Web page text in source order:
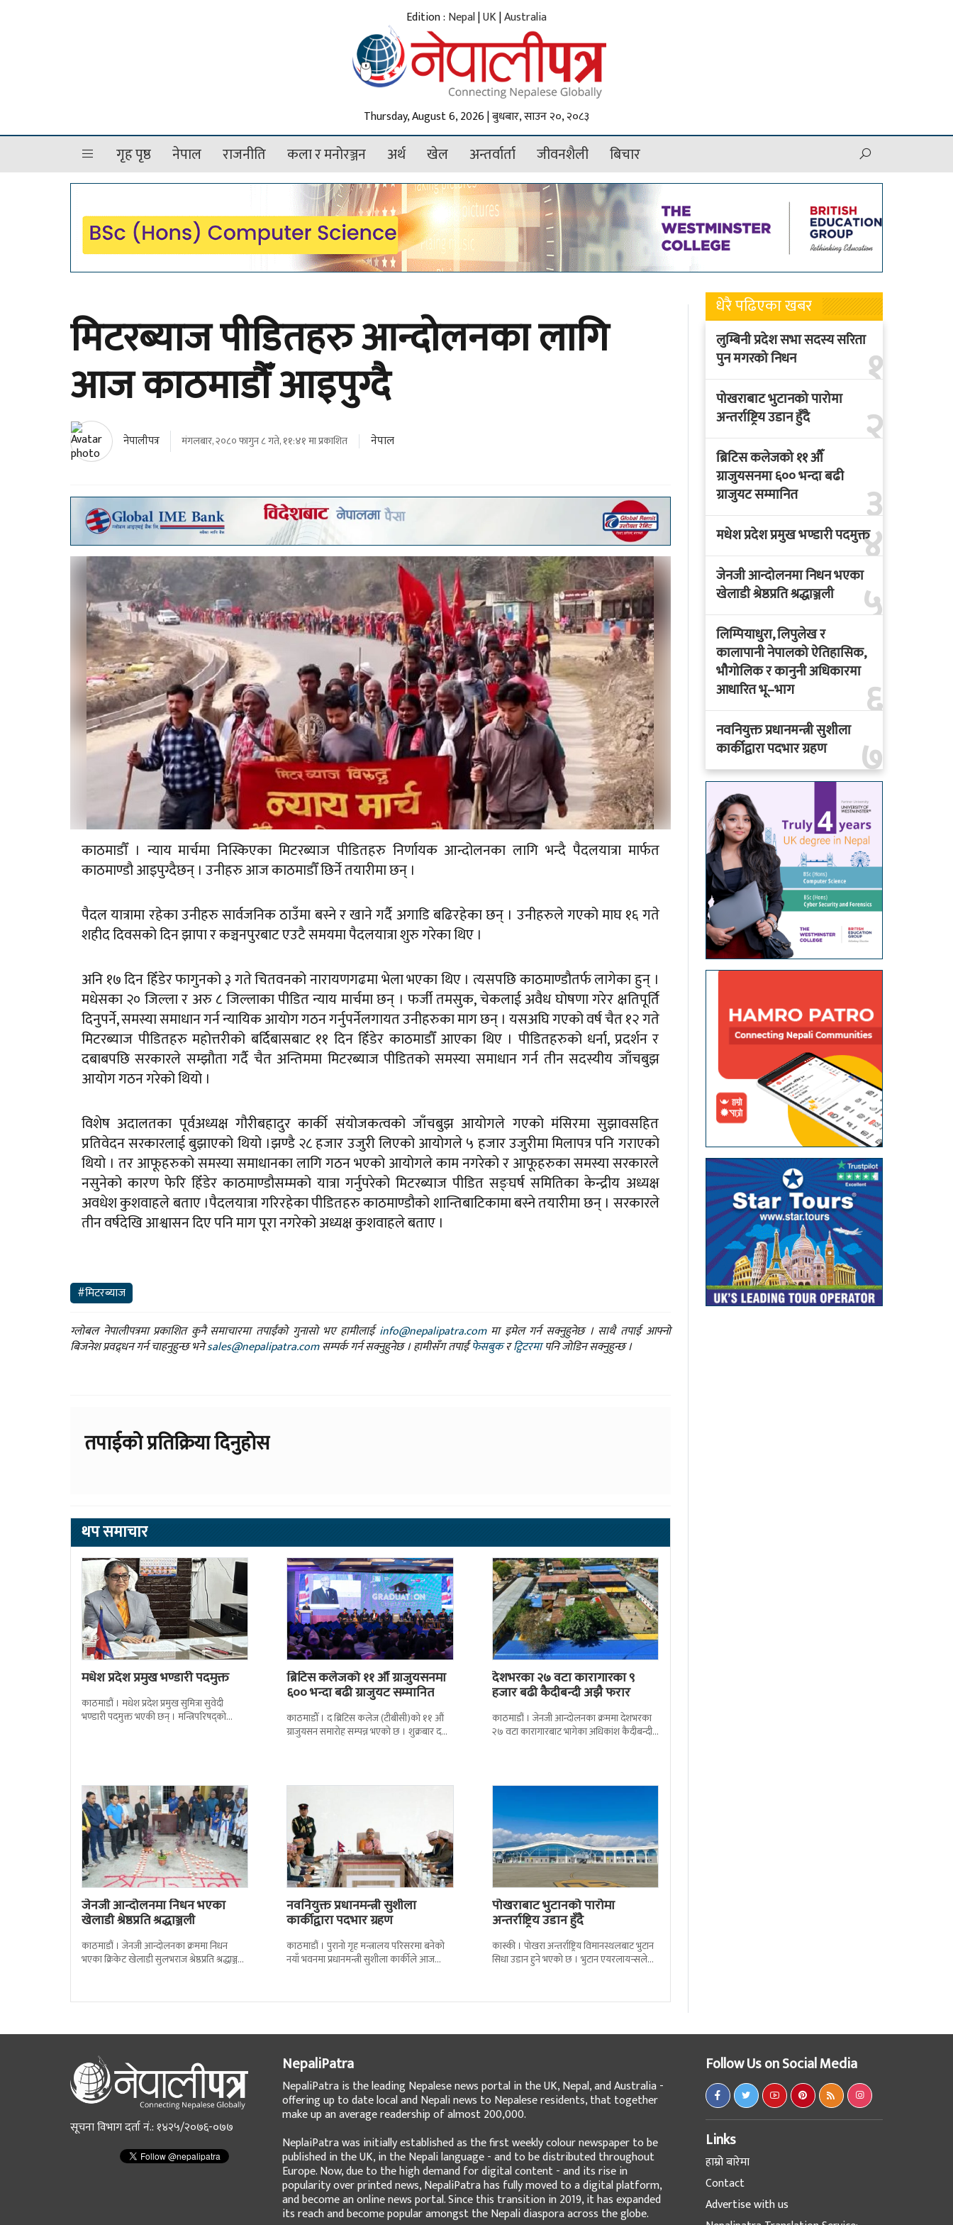
Edition : Nepal|UK|Australia
Thursday, August 6, 2026 | बुधबार, साउन २०, २०८३
गृह पृष्ठ नेपाल राजनीति कला र मनोरञ्जन अर्थ खेल अन्तर्वार्ता जीवनशैली बिचार
मिटरब्याज पीडितहरु आन्दोलनका लागि
आज काठमाडौँ आइपुग्दै
नेपालीपत्र मंगलबार, २०८० फागुन ८ गते, ११:४१ मा प्रकाशित नेपाल
काठमाडौँ । न्याय मार्चमा निस्किएका मिटरब्याज पीडितहरु निर्णायक आन्दोलनका लागि भन्दै पैदलयात्रा मार्फत
काठमाण्डौ आइपुग्दैछन् । उनीहरु आज काठमाडौँ छिर्ने तयारीमा छन् ।
पैदल यात्रामा रहेका उनीहरु सार्वजनिक ठाउँमा बस्ने र खाने गर्दै अगाडि बढिरहेका छन् । उनीहरुले गएको माघ १६ गते
शहीद दिवसको दिन झापा र कञ्चनपुरबाट एउटै समयमा पैदलयात्रा शुरु गरेका थिए ।
अनि १७ दिन हिँडेर फागुनको ३ गते चितवनको नारायणगढमा भेला भएका थिए । त्यसपछि काठमाण्डौतर्फ लागेका हुन् ।
मधेसका २० जिल्ला र अरु ८ जिल्लाका पीडित न्याय मार्चमा छन् । फर्जी तमसुक, चेकलाई अवैध घोषणा गरेर क्षतिपूर्ति
दिनुपर्ने, समस्या समाधान गर्न न्यायिक आयोग गठन गर्नुपर्नेलगायत उनीहरुका माग छन् । यसअघि गएको वर्ष चैत १२ गते
मिटरब्याज पीडितहरु महोत्तरीको बर्दिबासबाट ११ दिन हिँडेर काठमाडौँ आएका थिए । पीडितहरुको धर्ना, प्रदर्शन र
दबाबपछि सरकारले सम्झौता गर्दै चैत अन्तिममा मिटरब्याज पीडितको समस्या समाधान गर्न तीन सदस्यीय जाँचबुझ
आयोग गठन गरेको थियो ।
विशेष अदालतका पूर्वअध्यक्ष गौरीबहादुर कार्की संयोजकत्वको जाँचबुझ आयोगले गएको मंसिरमा सुझावसहित
प्रतिवेदन सरकारलाई बुझाएको थियो ।झण्डै २८ हजार उजुरी लिएको आयोगले ५ हजार उजुरीमा मिलापत्र पनि गराएको
थियो । तर आफूहरुको समस्या समाधानका लागि गठन भएको आयोगले काम नगरेको र आफूहरुका समस्या सरकारले
नसुनेको कारण फेरि हिँडेर काठमाण्डौसम्मको यात्रा गर्नुपरेको मिटरब्याज पीडित सङ्घर्ष समितिका केन्द्रीय अध्यक्ष
अवधेश कुशवाहले बताए ।पैदलयात्रा गरिरहेका पीडितहरु काठमाण्डौको शान्तिबाटिकामा बस्ने तयारीमा छन् । सरकारले
तीन वर्षदेखि आश्वासन दिए पनि माग पूरा नगरेको अध्यक्ष कुशवाहले बताए ।
#मिटरब्याज
ग्लोबल नेपालीपत्रमा प्रकाशित कुनै समाचारमा तपाईंको गुनासो भए हामीलाईinfo@nepalipatra.comमा इमेल गर्न सक्नुहुनेछ । साथै तपाई आफ्नो
बिजनेश प्रवद्र्धन गर्न चाहनुहुन्छ भनेsales@nepalipatra.comसम्पर्क गर्न सक्नुहुनेछ । हामीसँग तपाईंफेसबुकरट्विटरमापनि जोडिन सक्नुहुन्छ ।
तपाईको प्रतिक्रिया दिनुहोस
थप समाचार
मधेश प्रदेश प्रमुख भण्डारी पदमुक्त
काठमाडौं । मधेश प्रदेश प्रमुख सुमित्रा सुवेदी
भण्डारी पदमुक्त भएकी छन् । मन्त्रिपरिषद्को
ब्रिटिस कलेजको ११ औँ ग्राजुयसनमा
६०० भन्दा बढी ग्राजुयट सम्मानित
काठमाडौँ । द ब्रिटिस कलेज (टीबीसी)को ११ औं
ग्राजुयसन समारोह सम्पन्न भएको छ । शुक्रबार द
देशभरका २७ वटा कारागारका ९
हजार बढी कैदीबन्दी अझै फरार
काठमाडौं । जेनजी आन्दोलनका क्रममा देशभरका
२७ वटा कारागारबाट भागेका अधिकांश कैदीबन्दी
जेनजी आन्दोलनमा निधन भएका
खेलाडी श्रेष्ठप्रति श्रद्धाञ्जली
काठमाडौं । जेनजी आन्दोलनका क्रममा निधन
भएका क्रिकेट खेलाडी सुलभराज श्रेष्ठप्रति श्रद्धाञ्जली
नवनियुक्त प्रधानमन्त्री सुशीला
कार्कीद्वारा पदभार ग्रहण
काठमाडौं । पुरानो गृह मन्त्रालय परिसरमा बनेको
नयाँ भवनमा प्रधानमन्त्री सुशीला कार्कीले आज
पोखराबाट भुटानको पारोमा
अन्तर्राष्ट्रिय उडान हुँदै
कास्की । पोखरा अन्तर्राष्ट्रिय विमानस्थलबाट भुटान
सिधा उडान हुने भएको छ । भुटान एयरलायन्सले
धेरै पढिएका खबर
१
लुम्बिनी प्रदेश सभा सदस्य सरिता
पुन मगरको निधन
२
पोखराबाट भुटानको पारोमा
अन्तर्राष्ट्रिय उडान हुँदै
३
ब्रिटिस कलेजको ११ औँ
ग्राजुयसनमा ६०० भन्दा बढी
ग्राजुयट सम्मानित
४
मधेश प्रदेश प्रमुख भण्डारी पदमुक्त
५
जेनजी आन्दोलनमा निधन भएका
खेलाडी श्रेष्ठप्रति श्रद्धाञ्जली
६
लिम्पियाधुरा, लिपुलेख र
कालापानी नेपालको ऐतिहासिक,
भौगोलिक र कानुनी अधिकारमा
आधारित भू–भाग
७
नवनियुक्त प्रधानमन्त्री सुशीला
कार्कीद्वारा पदभार ग्रहण
सूचना विभाग दर्ता नं.: १४२५/२०७६-०७७
NepaliPatra
NepaliPatra is the leading Nepalese news portal in the UK, Nepal, and Australia -
offering up to date local and Nepali news to Nepalese residents, that together
make up an average readership of almost 200,000.
NeplaiPatra was initially established as the first weekly colour newspaper to be
published in the UK, in the Nepali language - and to be distributed throughout
Europe. Now, due to the high demand for digital content - and its rise in
popularity over printed news, NepaliPatra has fully moved to a digital platform,
and become an online news portal. Since this transition in 2019, it has expanded
its reach and become popular amongst the Nepali diaspora across the globe.
Follow Us on Social Media
Links
हाम्रो बारेमा
Contact
Advertise with us